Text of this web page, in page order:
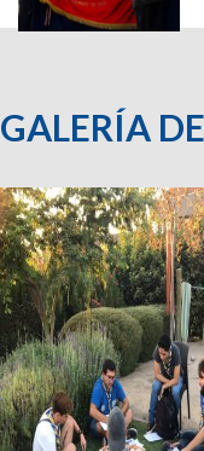
GALERÍA